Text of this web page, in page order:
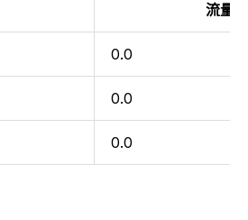
流量
0.0
0.0
0.0